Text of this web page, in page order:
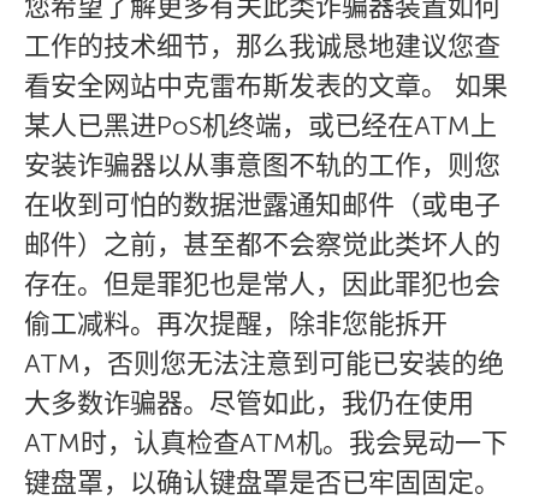
您希望了解更多有关此类诈骗器装置如何
工作的技术细节，那么我诚恳地建议您查
看安全网站中克雷布斯发表的文章。 如果
某人已黑进PoS机终端，或已经在ATM上
安装诈骗器以从事意图不轨的工作，则您
在收到可怕的数据泄露通知邮件（或电子
邮件）之前，甚至都不会察觉此类坏人的
存在。但是罪犯也是常人，因此罪犯也会
偷工减料。再次提醒，除非您能拆开
ATM，否则您无法注意到可能已安装的绝
大多数诈骗器。尽管如此，我仍在使用
ATM时，认真检查ATM机。我会晃动一下
键盘罩，以确认键盘罩是否已牢固固定。